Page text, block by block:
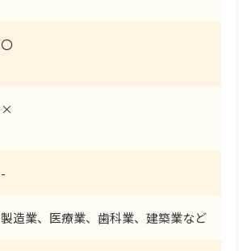
〇
×
-
製造業、医療業、歯科業、建築業など